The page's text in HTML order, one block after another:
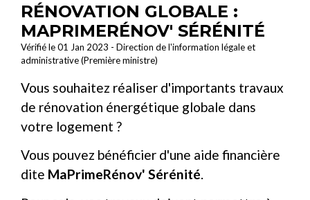
RÉNOVATION GLOBALE :
MAPRIMERÉNOV' SÉRÉNITÉ
Vérifié le 01 Jan 2023 - Direction de l'information légale et
administrative (Première ministre)
Vous souhaitez réaliser d'importants travaux
de rénovation énergétique globale dans
votre logement ?
Vous pouvez bénéficier d'une aide financière
dite MaPrimeRénov' Sérénité.